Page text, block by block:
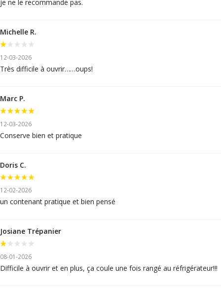
je ne le recommande pas.
Michelle R.
12-03-2026
Très difficile à ouvrir……oups!
Marc P.
12-03-2026
Conserve bien et pratique
Doris C.
12-02-2026
un contenant pratique et bien pensé
Josiane Trépanier
08-01-2026
Difficile à ouvrir et en plus, ça coule une fois rangé au réfrigérateur!!!